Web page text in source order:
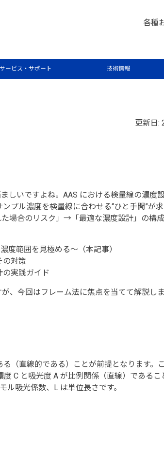
各種
サービス・サポート 技術情報
囲をどう決めるか？連載
〜信頼できる濃度範囲
更新日:
いですよね。AAS における検量線の濃度設
プル濃度を検量線に合わせる“ひと手間”が
場合のリスク」→「最適な濃度設計」の構
度範囲を見極める〜（本記事）
の対策
実践ガイド
今回はフレーム法に焦点を当てて解説しま
（直線的である）ことが前提となります。
C と吸光度 A が比例関係（直線）であるこ
ル吸光係数、L は単位長さです。